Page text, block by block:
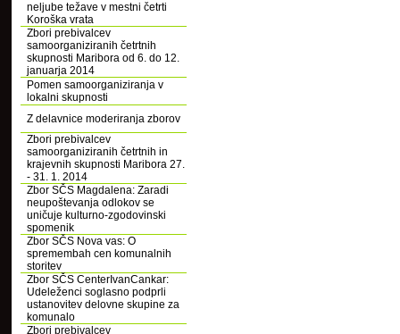
neljube težave v mestni četrti
Koroška vrata
Zbori prebivalcev
samoorganiziranih četrtnih
skupnosti Maribora od 6. do 12.
januarja 2014
Pomen samoorganiziranja v
lokalni skupnosti
Z delavnice moderiranja zborov
Zbori prebivalcev
samoorganiziranih četrtnih in
krajevnih skupnosti Maribora 27.
- 31. 1. 2014
Zbor SČS Magdalena: Zaradi
neupoštevanja odlokov se
uničuje kulturno-zgodovinski
spomenik
Zbor SČS Nova vas: O
spremembah cen komunalnih
storitev
Zbor SČS CenterIvanCankar:
Udeleženci soglasno podprli
ustanovitev delovne skupine za
komunalo
Zbori prebivalcev